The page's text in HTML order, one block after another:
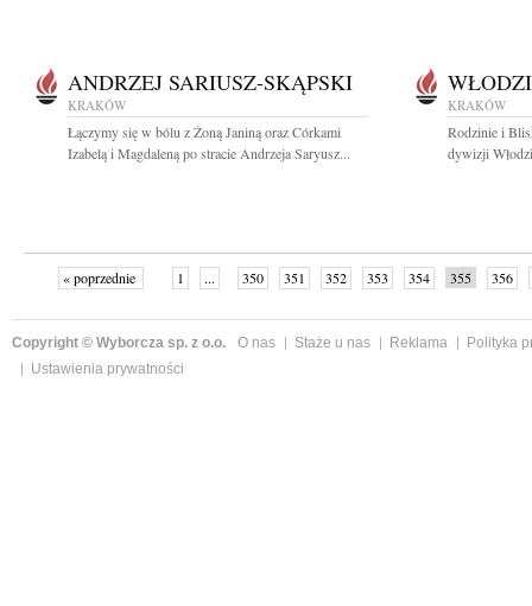
ANDRZEJ SARIUSZ-SKĄPSKI
KRAKÓW
Łączymy się w bólu z Żoną Janiną oraz Córkami
Izabelą i Magdaleną po stracie Andrzeja Saryusz...
KRAKÓW
Rodzinie i
dywizji
« poprzednie 1 ... 350 351 352 353 354 355
356
Copyright © Wyborcza sp. z o.o. O nas Staże u nas Reklama
Polityka
Ustawienia prywatności